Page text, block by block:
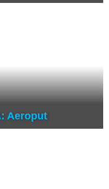
Aeroput